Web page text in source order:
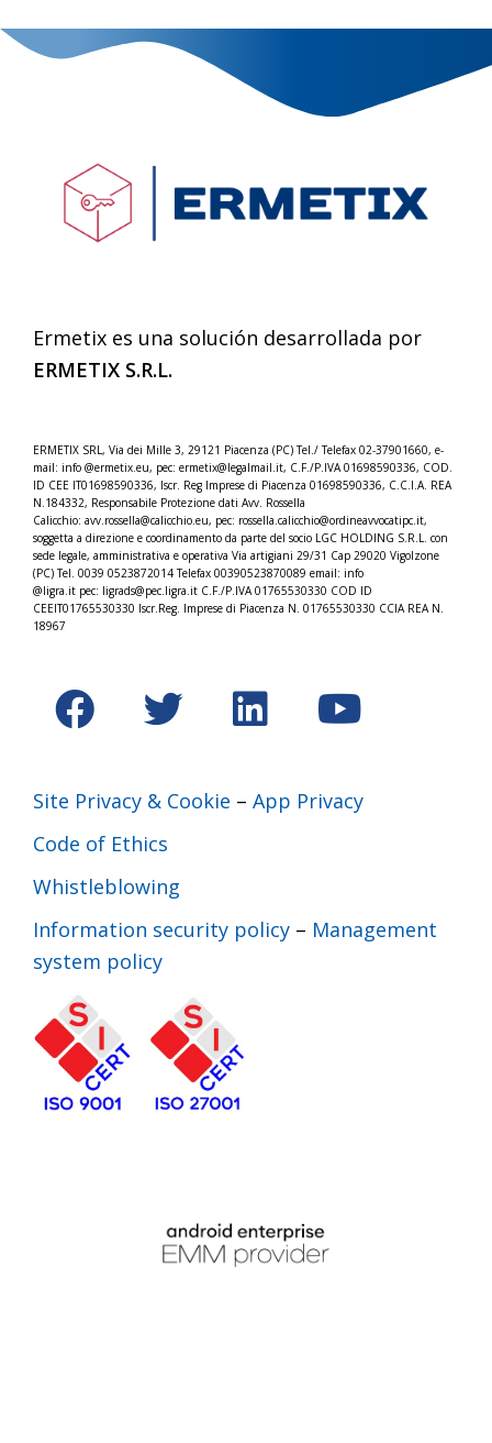
Ermetix es una solución desarrollada por
ERMETIX S.R.L.
ERMETIX SRL, Via dei Mille 3, 29121 Piacenza (PC) Tel./Telefax 02-37901660, e-
mail: info @ermetix.eu, pec: ermetix@legalmail.it, C.F./P.IVA 01698590336, COD.
ID CEE IT01698590336, Iscr. Reg Imprese di Piacenza 01698590336, C.C.I.A. REA
N.184332, Responsabile Protezione dati Avv. Rossella
Calicchio: avv.rossella@calicchio.eu, pec: rossella.calicchio@ordineavvocatipc.it,
soggetta a direzione e coordinamento da parte del socio LGC HOLDING S.R.L. con
sede legale, amministrativa e operativa Via artigiani 29/31 Cap 29020 Vigolzone
(PC) Tel. 0039 0523872014 Telefax 00390523870089 email: info
@ligra.it pec: ligrads@pec.ligra.it C.F./P.IVA 01765530330 COD ID
CEEIT01765530330 Iscr.Reg. Imprese di Piacenza N. 01765530330 CCIA REA N.
18967
Site Privacy & Cookie – App Privacy
Code of Ethics
Whistleblowing
Information security policy – Management
system policy